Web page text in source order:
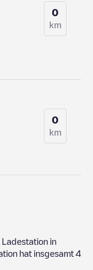
0
km
0
km
Ladestation in
hat insgesamt 4